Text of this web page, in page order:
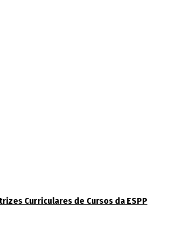
Curriculares de Cursos da ESPP